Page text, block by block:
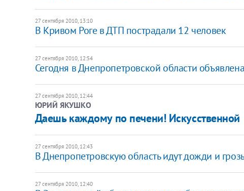
27 сентября 2010, 13:10
В Кривом Роге в ДТП пострадали 12 человек
27 сентября 2010, 12:54
Сегодня в Днепропетровской области
27 сентября 2010, 12:44
ЮРИЙ ЯКУШКО
Даешь каждому по печени! Искусственной
27 сентября 2010, 12:43
В Днепропетровскую область идут дожди и
27 сентября 2010, 12:40